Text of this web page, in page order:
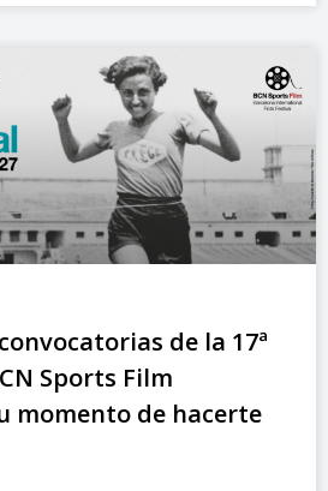
de la 17ª
Sports Film
momento de hacerte